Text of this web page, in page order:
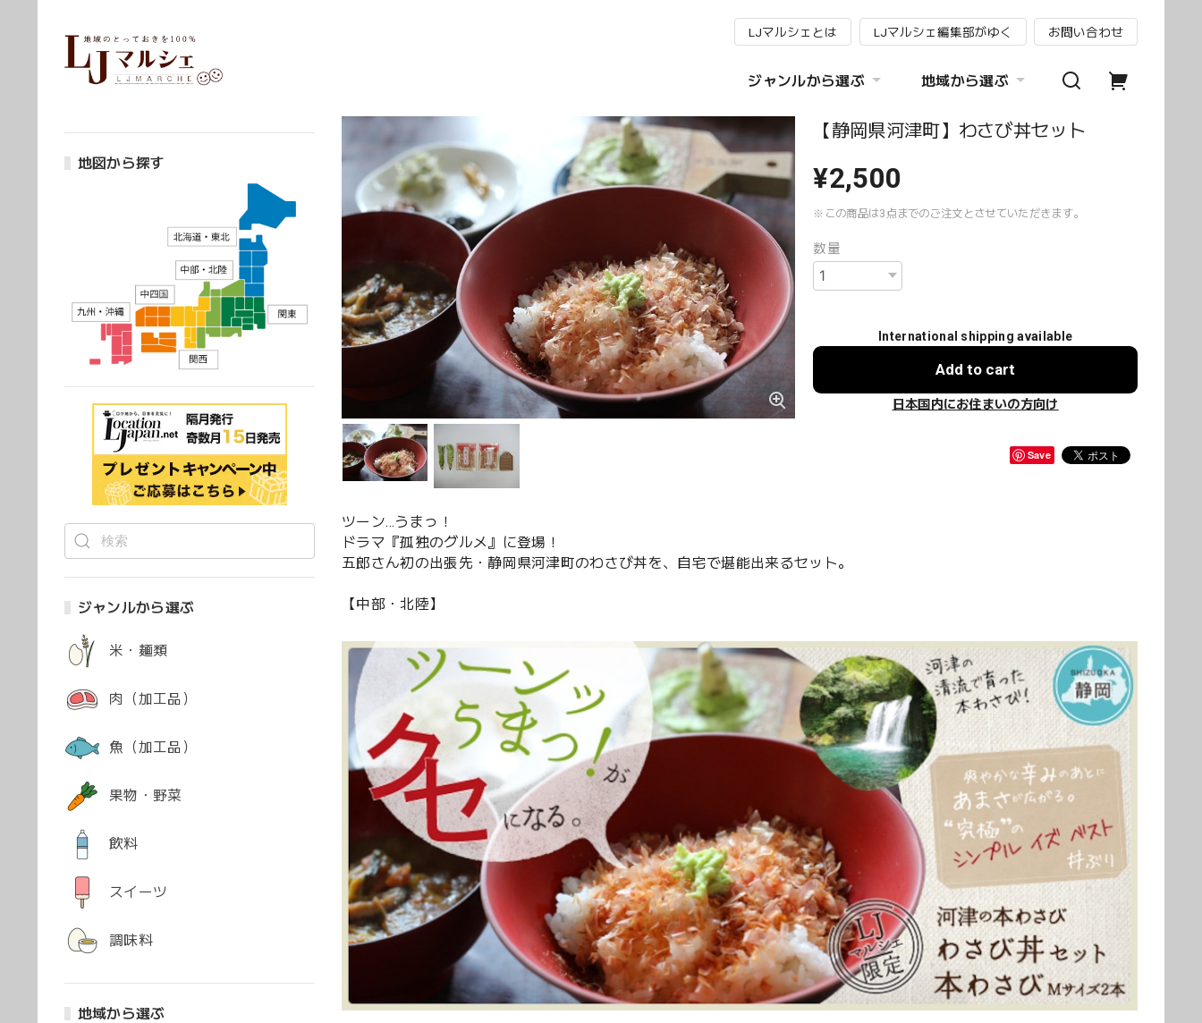
LJマルシェとは LJマルシェ編集部がゆく お問い合わせ
ジャンルから選ぶ 地域から選ぶ
地図から探す
ジャンルから選ぶ
米・麺類
肉（加工品）
魚（加工品）
果物・野菜
飲料
スイーツ
調味料
地域から選ぶ
【静岡県河津町】わさび丼セット
¥2,500
※この商品は3点までのご注文とさせていただきます。
数量
International shipping available
Add to cart
日本国内にお住まいの方向け
Save
ツーン…うまっ！
ドラマ『孤独のグルメ』に登場！
五郎さん初の出張先・静岡県河津町のわさび丼を、自宅で堪能出来るセット。
【中部・北陸】